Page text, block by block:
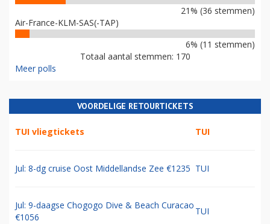
21% (36 stemmen)
Air-France-KLM-SAS(-TAP)
6% (11 stemmen)
Totaal aantal stemmen: 170
Meer polls
VOORDELIGE RETOURTICKETS
TUI vliegtickets TUI
Jul: 8-dg cruise Oost Middellandse Zee €1235 TUI
Jul: 9-daagse Chogogo Dive & Beach Curacao
€1056
TUI